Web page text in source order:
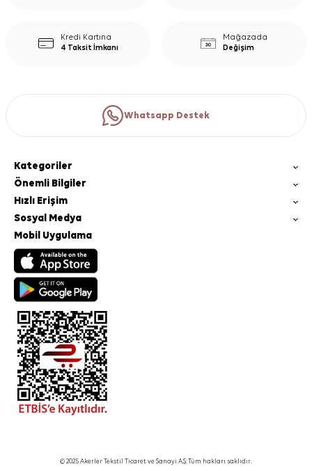
Kredi Kartına
4 Taksit İmkanı
Mağazada
Değişim
Whatsapp Destek
Kategoriler
Önemli Bilgiler
Hızlı Erişim
Sosyal Medya
Mobil Uygulama
© 2025 Akerler Tekstil Ticaret ve Sanayi A.Ş. Tüm hakları saklıdır.